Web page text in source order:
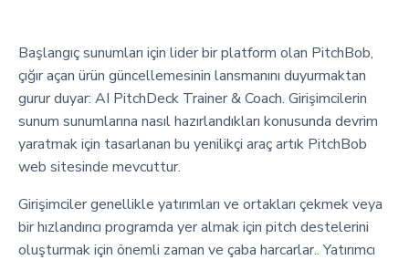
Başlangıç sunumları için lider bir platform olan PitchBob,
çığır açan ürün güncellemesinin lansmanını duyurmaktan
gurur duyar: AI PitchDeck Trainer & Coach. Girişimcilerin
sunum sunumlarına nasıl hazırlandıkları konusunda devrim
yaratmak için tasarlanan bu yenilikçi araç artık PitchBob
web sitesinde mevcuttur.
Girişimciler genellikle yatırımları ve ortakları çekmek veya
bir hızlandırıcı programda yer almak için pitch destelerini
oluşturmak için önemli zaman ve çaba harcarlar.. Yatırımcı